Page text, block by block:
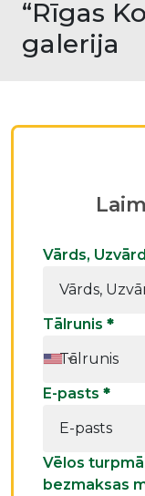
“Rīgas
galerija
Vārds,
Tālrunis *
E-pasts *
Vēlos
bezmaksas